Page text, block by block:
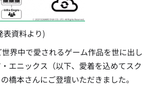
表資料より)
界中で愛されるゲーム作品を世に出し
エニックス（以下、愛着を込めてスク
橋本さんにご登壇いただきました。